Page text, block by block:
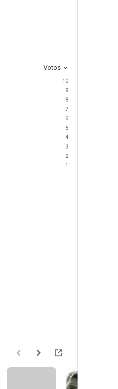
Votos
10
9
8
7
6
5
4
3
2
1